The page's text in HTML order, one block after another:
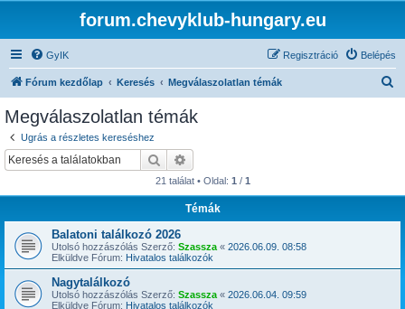
forum.chevyklub-hungary.eu
GyIK Belépés
Regisztráció
Fórum kezdőlap Keresés Megválaszolatlan témák
Megválaszolatlan témák
Ugrás a részletes kereséshez
Keresés
21 találat • Oldal: 1 / 1
Témák
Balatoni találkozó 2026
Utolsó hozzászólás Szerző: Szassza « 2026.06.09. 08:58
Elküldve Fórum: Hivatalos találkozók
Nagytalálkozó
Utolsó hozzászólás Szerző: Szassza « 2026.06.04. 09:59
Elküldve Fórum: Hivatalos találkozók